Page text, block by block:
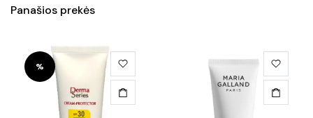
Panašios prekės
%